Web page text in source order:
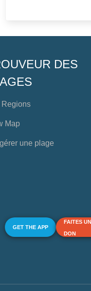
DES
Regions
Map
une plage
GET THE APP
FAITES UN
DON